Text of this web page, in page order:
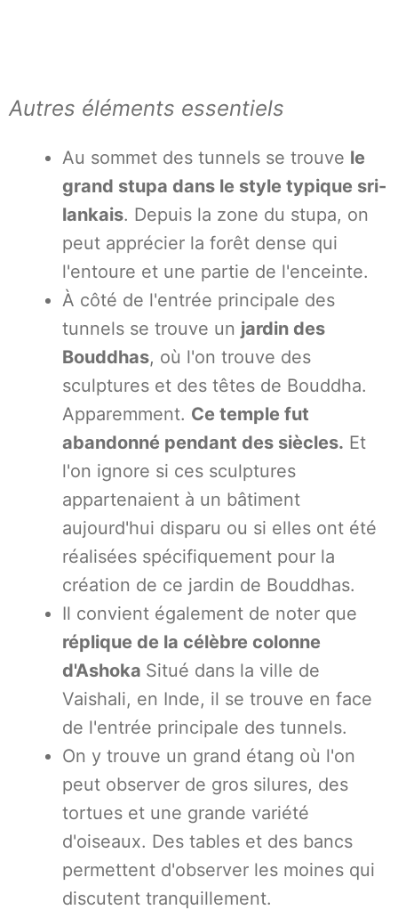
Autres éléments essentiels
Au sommet des tunnels se trouve le
grand stupa dans le style typique sri-
lankais. Depuis la zone du stupa, on
peut apprécier la forêt dense qui
l'entoure et une partie de l'enceinte.
À côté de l'entrée principale des
tunnels se trouve un jardin des
Bouddhas, où l'on trouve des
sculptures et des têtes de Bouddha.
Apparemment. Ce temple fut
abandonné pendant des siècles. Et
l'on ignore si ces sculptures
appartenaient à un bâtiment
aujourd'hui disparu ou si elles ont été
réalisées spécifiquement pour la
création de ce jardin de Bouddhas.
Il convient également de noter que
réplique de la célèbre colonne
d'Ashoka Situé dans la ville de
Vaishali, en Inde, il se trouve en face
de l'entrée principale des tunnels.
On y trouve un grand étang où l'on
peut observer de gros silures, des
tortues et une grande variété
d'oiseaux. Des tables et des bancs
permettent d'observer les moines qui
discutent tranquillement.